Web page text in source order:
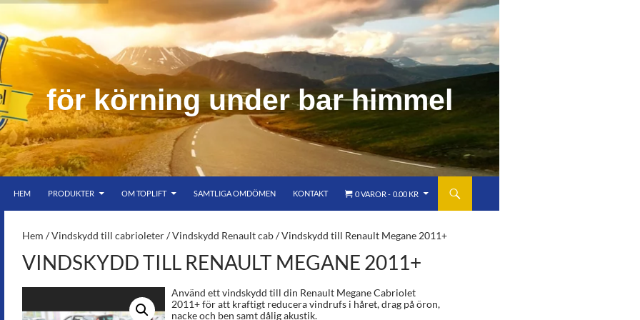
för körning under bar himmel
bar himmel
HEM
PRODUKTER OM TOPLIFT SAMTLIGA OMDÖMEN KONTAKT 0 VAROR 0.00 KR
Hem /Vindskydd till cabrioleter/Vindskydd Renault cab/ Vindskydd till Renault Megane 2011+
VINDSKYDD TILL RENAULT MEGANE 2011+
Använd ett vindskydd till din Renault Megane Cabriolet
2011+ för att kraftigt reducera vindrufs i håret, drag på öron,
nacke och ben samt dålig akustik.